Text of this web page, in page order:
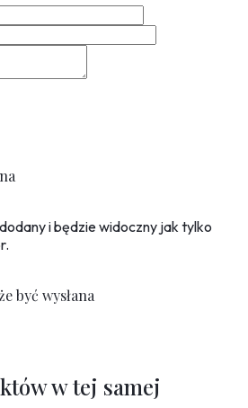
i będzie widoczny jak tylko
być wysłana
w tej samej